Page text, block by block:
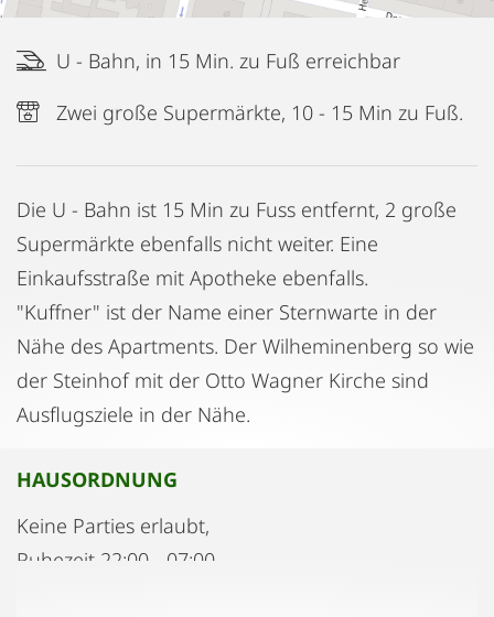
U - Bahn, in 15 Min. zu Fuß erreichbar
Zwei große Supermärkte, 10 - 15 Min zu Fuß.
Die U - Bahn ist 15 Min zu Fuss entfernt, 2 große
Supermärkte ebenfalls nicht weiter. Eine
Einkaufsstraße mit Apotheke ebenfalls.
"Kuffner" ist der Name einer Sternwarte in der
Nähe des Apartments. Der Wilheminenberg so wie
der Steinhof mit der Otto Wagner Kirche sind
Ausflugsziele in der Nähe.
HAUSORDNUNG
Keine Parties erlaubt,
Ruhezeit 22:00 - 07:00